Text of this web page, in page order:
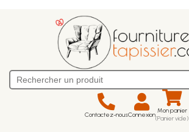
Contactez-nousConnexion Mon panier
(Panier vide)